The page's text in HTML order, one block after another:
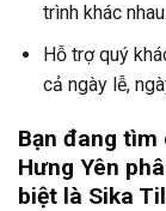
trình khác nhau.
Hỗ trợ quý
cả ngày lễ,
Bạn đang
Hưng Yên
biệt là Sika